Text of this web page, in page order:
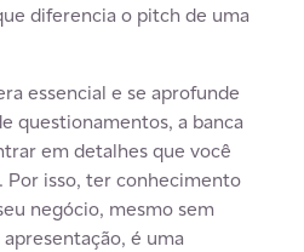
diferencia o pitch de uma
essencial e se aprofunde
questionamentos, a banca
em detalhes que você
Por isso, ter conhecimento
negócio, mesmo sem
é uma